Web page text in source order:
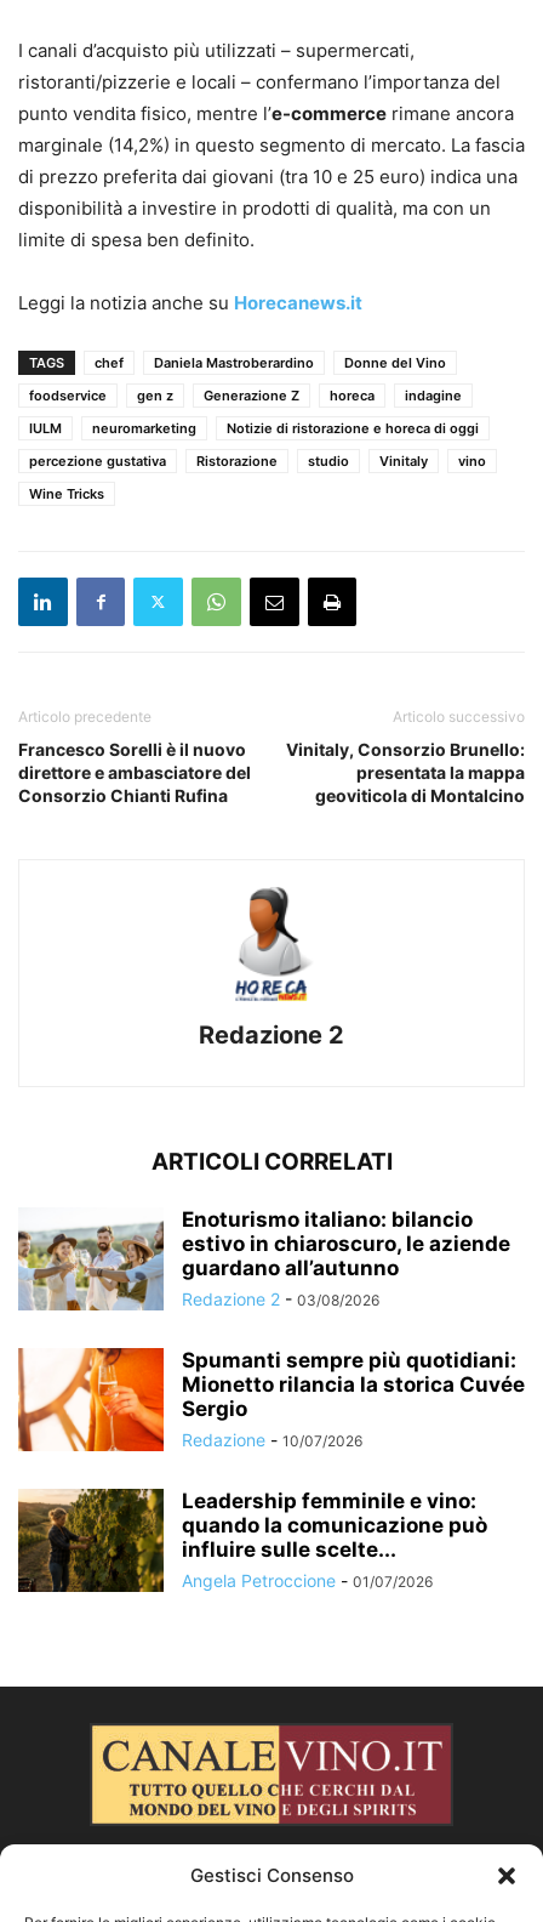
I canali d’acquisto più utilizzati – supermercati,
ristoranti/pizzerie e locali – confermano l’importanza del
punto vendita fisico, mentre l’e-commerce rimane ancora
marginale (14,2%) in questo segmento di mercato. La fascia
di prezzo preferita dai giovani (tra 10 e 25 euro) indica una
disponibilità a investire in prodotti di qualità, ma con un
limite di spesa ben definito.
Leggi la notizia anche su Horecanews.it
TAGS chef Daniela Mastroberardino
Donne del Vino
foodservice
gen z Generazione Z horeca
indagine
IULM
neuromarketing
Notizie di ristorazione e horeca di oggi
percezione gustativa
Ristorazione studio Vinitaly
vino
Wine Tricks
Articolo precedente
Francesco Sorelli è il nuovo
direttore e ambasciatore del
Consorzio Chianti Rufina
Articolo successivo
Vinitaly, Consorzio Brunello:
presentata la mappa
geoviticola di Montalcino
Redazione 2
ARTICOLI CORRELATI
Enoturismo italiano: bilancio
estivo in chiaroscuro, le aziende
guardano all’autunno
Redazione 2 - 03/08/2026
Spumanti sempre più quotidiani:
Mionetto rilancia la storica Cuvée
Sergio
Redazione - 10/07/2026
Leadership femminile e vino:
quando la comunicazione può
influire sulle scelte...
Angela Petroccione - 01/07/2026
CHI SIAMO
Gestisci Consenso